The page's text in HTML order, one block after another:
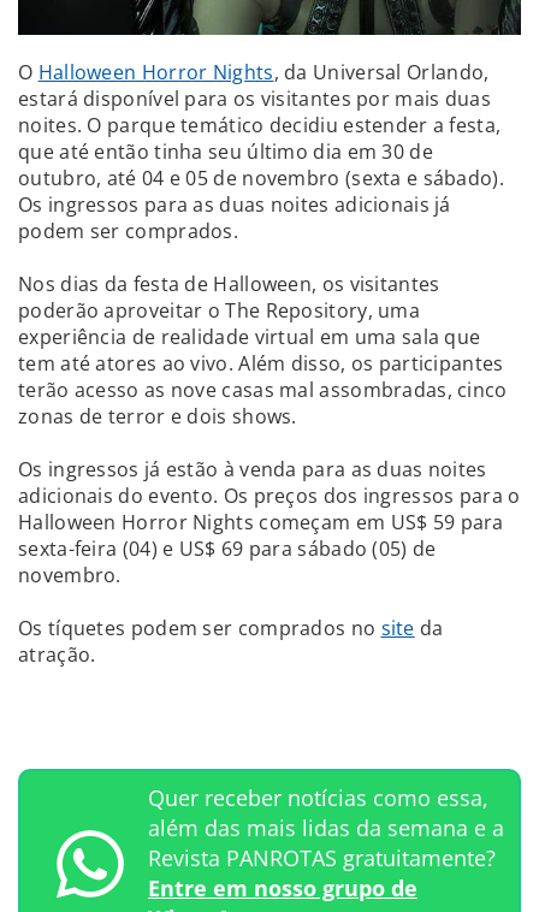
O Halloween Horror Nights, da Universal Orlando,
estará disponível para os visitantes por mais duas
noites. O parque temático decidiu estender a festa,
que até então tinha seu último dia em 30 de
outubro, até 04 e 05 de novembro (sexta e sábado).
Os ingressos para as duas noites adicionais já
podem ser comprados.
Nos dias da festa de Halloween, os visitantes
poderão aproveitar o The Repository, uma
experiência de realidade virtual em uma sala que
tem até atores ao vivo. Além disso, os participantes
terão acesso as nove casas mal assombradas, cinco
zonas de terror e dois shows.
Os ingressos já estão à venda para as duas noites
adicionais do evento. Os preços dos ingressos para o
Halloween Horror Nights começam em US$ 59 para
sexta-feira (04) e US$ 69 para sábado (05) de
novembro.
Os tíquetes podem ser comprados no site da
atração.
Quer receber notícias como essa,
além das mais lidas da semana e a
Revista PANROTAS gratuitamente?
Entre em nosso grupo de